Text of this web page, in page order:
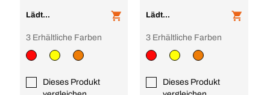
Lädt...
Dieses Produkt
3 Erhältliche Farben
Lädt...
Dieses Produkt
3 Erhältliche Farben